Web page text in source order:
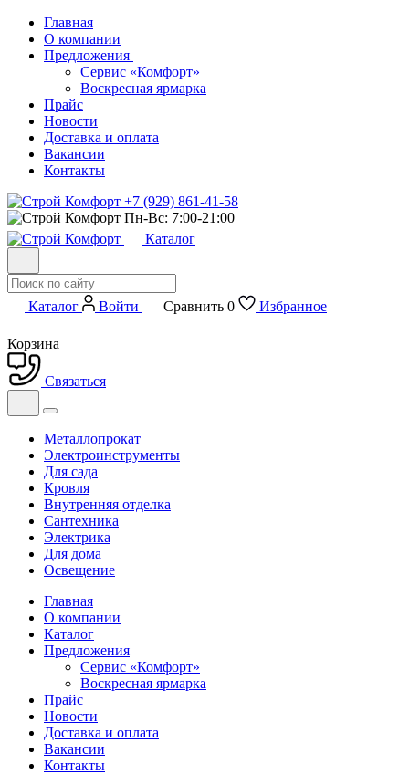
Главная
О компании
Предложения
Сервис «Комфорт»
Воскресная ярмарка
Прайс
Новости
Доставка и оплата
Вакансии
Контакты
+7 (929) 861-41-58
Пн-Вс: 7:00-21:00
Каталог
Каталог Войти Сравнить 0 Избранное
Корзина
Связаться
Металлопрокат
Электроинструменты
Для сада
Кровля
Внутренняя отделка
Сантехника
Электрика
Для дома
Освещение
Главная
О компании
Каталог
Предложения
Сервис «Комфорт»
Воскресная ярмарка
Прайс
Новости
Доставка и оплата
Вакансии
Контакты